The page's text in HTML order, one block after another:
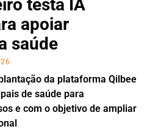
testa IA
apoiar
saúde
da plataforma Qilbee
de saúde para
e com o objetivo de ampliar